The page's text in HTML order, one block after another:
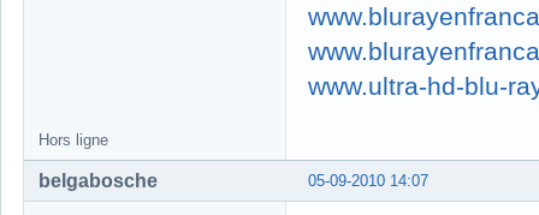
www.ultra-hd-blu-
Hors ligne
05-09-2010 14:07
belgabosche